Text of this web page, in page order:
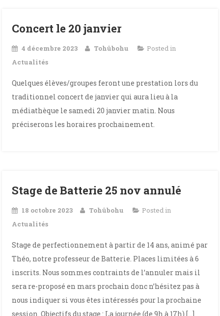
Concert le 20 janvier
4 décembre 2023 Tohûbohu
Posted in
Actualités
Quelques élèves/groupes feront une prestation lors du
traditionnel concert de janvier qui aura lieu à la
médiathèque le samedi 20 janvier matin. Nous
préciserons les horaires prochainement.
Stage de Batterie 25 nov annulé
18 octobre 2023 Tohûbohu
Posted in
Actualités
Stage de perfectionnement à partir de 14 ans, animé par
Théo, notre professeur de Batterie. Places limitées à 6
inscrits. Nous sommes contraints de l’annuler mais il
sera re-proposé en mars prochain donc n’hésitez pas à
nous indiquer si vous êtes intéressés pour la prochaine
session. Objectifs du stage : La journée (de 9h à 17h) […]